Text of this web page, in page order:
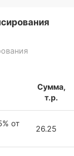
Сумма,
т.р.
от
26.25